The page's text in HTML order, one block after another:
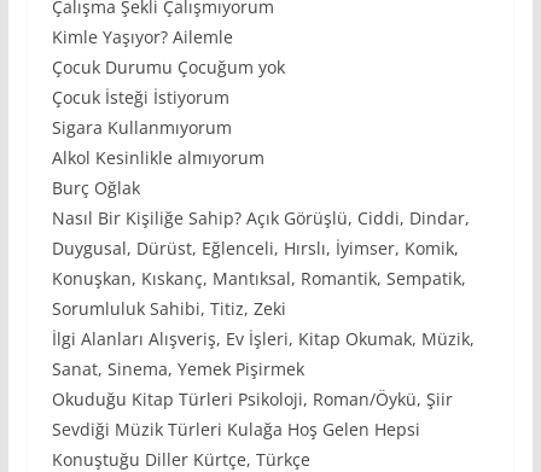
Çalışma Şekli Çalışmıyorum
Kimle Yaşıyor? Ailemle
Çocuk Durumu Çocuğum yok
Çocuk İsteği İstiyorum
Sigara Kullanmıyorum
Alkol Kesinlikle almıyorum
Burç Oğlak
Nasıl Bir Kişiliğe Sahip? Açık Görüşlü, Ciddi, Dindar,
Duygusal, Dürüst, Eğlenceli, Hırslı, İyimser, Komik,
Konuşkan, Kıskanç, Mantıksal, Romantik, Sempatik,
Sorumluluk Sahibi, Titiz, Zeki
İlgi Alanları Alışveriş, Ev İşleri, Kitap Okumak, Müzik,
Sanat, Sinema, Yemek Pişirmek
Okuduğu Kitap Türleri Psikoloji, Roman/Öykü, Şiir
Sevdiği Müzik Türleri Kulağa Hoş Gelen Hepsi
Konuştuğu Diller Kürtçe, Türkçe